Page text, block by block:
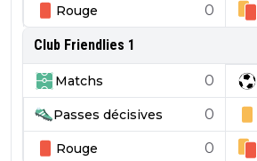
Rouge 0
Club Friendlies 1
Matchs 0
Passes décisives 0
Rouge 0